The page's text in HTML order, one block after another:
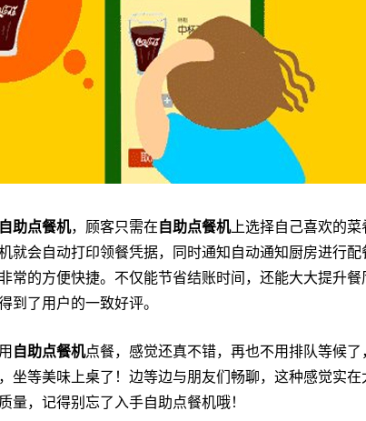
自助点餐机，顾客只需在 自助点餐机上选择自己喜欢的
就会自动打印领餐凭据，同时通知自动通知厨房进行
常的方便快捷。不仅能节省结账时间，还能大大提升
到了用户的一致好评。
自助点餐机点餐，感觉还真不错，再也不用排队等候了
坐等美味上桌了！边等边与朋友们畅聊，这种感觉实
量，记得别忘了入手自助点餐机哦！